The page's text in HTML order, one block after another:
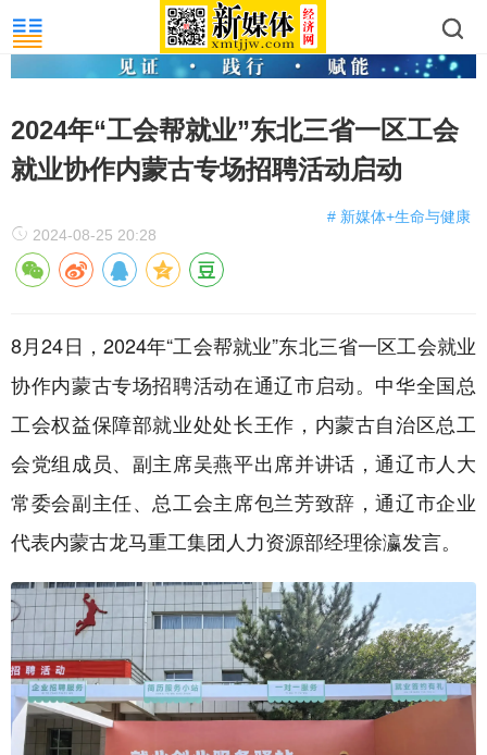
2024年“工会帮就业”东北三省一区工会
就业协作内蒙古专场招聘活动启动
# 新媒体+生命与健康
2024-08-25 20:28
8月24日，2024年“工会帮就业”东北三省一区工会就业
协作内蒙古专场招聘活动在通辽市启动。中华全国总
工会权益保障部就业处处长王作，内蒙古自治区总工
会党组成员、副主席吴燕平出席并讲话，通辽市人大
常委会副主任、总工会主席包兰芳致辞，通辽市企业
代表内蒙古龙马重工集团人力资源部经理徐瀛发言。